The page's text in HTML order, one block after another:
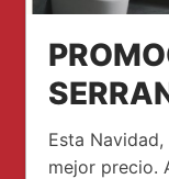
Esta
mejor precio.